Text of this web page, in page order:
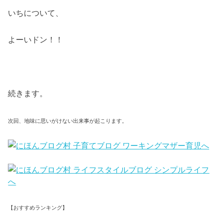
いちについて、
よーいドン！！
続きます。
次回、地味に思いがけない出来事が起こります。
【おすすめランキング】